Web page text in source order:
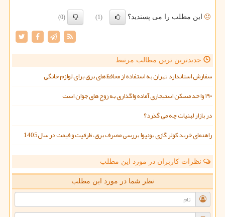
این مطلب را می پسندید؟ (1)
(0)
جدیدترین ترین مطالب مرتبط
سفارش استاندارد تهران به استفاده از محافظ های برق برای لوازم خانگی
۱۹۰ واحد مسکن استیجاری آماده واگذاری به زوج های جوان است
در بازار لبنیات چه می گذرد؟
راهنمای خرید کولر گازی یونیوا بررسی مصرف برق، ظرفیت و قیمت در سال1405
نظرات کاربران در مورد این مطلب
نظر شما در مورد این مطلب